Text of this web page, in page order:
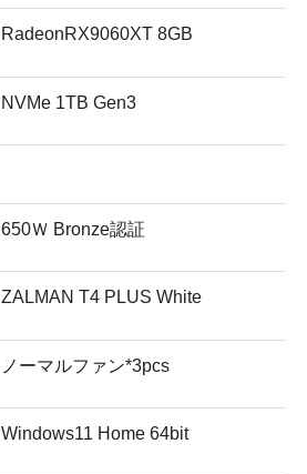
RadeonRX9060XT 8GB
NVMe 1TB Gen3
650Ｗ Bronze認証
ZALMAN T4 PLUS White
ノーマルファン*3pcs
Windows11 Home 64bit